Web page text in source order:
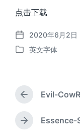
点击下载
发
布
2020年6月2日
发
英文字体
上
篇
文
章
Evil-
下